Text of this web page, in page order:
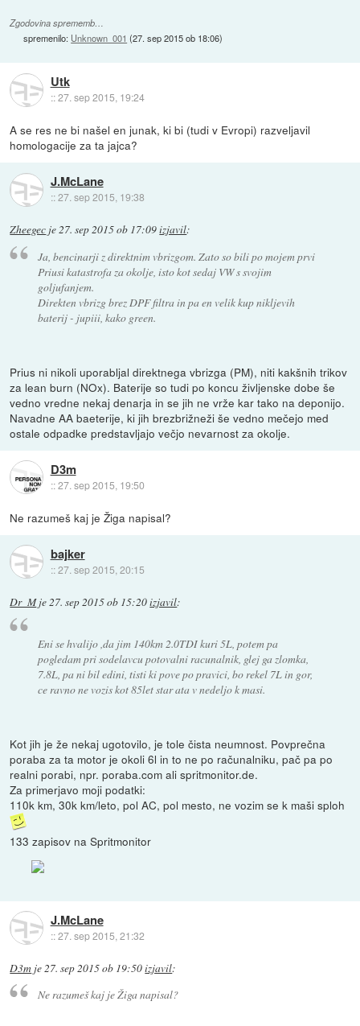
Zgodovina sprememb…
spremenilo: Unknown_001 (27. sep 2015 ob 18:06)
Utk
::27. sep 2015, 19:24
A se res ne bi našel en junak, ki bi (tudi v Evropi) razveljavil
homologacije za ta jajca?
J.McLane
::27. sep 2015, 19:38
Zheegec je27. sep 2015 ob 17:09izjavil:
Ja, bencinarji z direktnim vbrizgom. Zato so bili po mojem prvi
Priusi katastrofa za okolje, isto kot sedaj VW s svojim
goljufanjem.
Direkten vbrizg brez DPF filtra in pa en velik kup nikljevih
baterij - jupiii, kako green.
Prius ni nikoli uporabljal direktnega vbrizga (PM), niti kakšnih trikov
za lean burn (NOx). Baterije so tudi po koncu življenske dobe še
vedno vredne nekaj denarja in se jih ne vrže kar tako na deponijo.
Navadne AA baeterije, ki jih brezbrižneži še vedno mečejo med
ostale odpadke predstavljajo večjo nevarnost za okolje.
D3m
::27. sep 2015, 19:50
Ne razumeš kaj je Žiga napisal?
bajker
::27. sep 2015, 20:15
Dr_Mje27. sep 2015 ob 15:20izjavil:
Eni se hvalijo ,da jim 140km 2.0TDI kuri 5L, potem pa
pogledam pri sodelavcu potovalni racunalnik, glej ga zlomka,
7.8L, pa ni bil edini, tisti ki pove po pravici, bo rekel 7L in gor,
ce ravno ne vozis kot 85let star ata v nedeljo k masi.
Kot jih je že nekaj ugotovilo, je tole čista neumnost. Povprečna
poraba za ta motor je okoli 6l in to ne po računalniku, pač pa po
realni porabi, npr. poraba.com ali spritmonitor.de.
Za primerjavo moji podatki:
110k km, 30k km/leto, pol AC, pol mesto, ne vozim se k maši sploh
133 zapisov na Spritmonitor
J.McLane
::27. sep 2015, 21:32
D3m je27. sep 2015 ob 19:50izjavil:
Ne razumeš kaj je Žiga napisal?